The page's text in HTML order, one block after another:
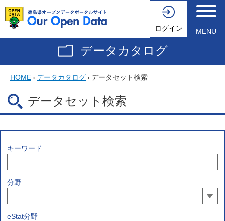
ログイン MENU
データカタログ
HOME› データカタログ› データセット検索
データセット検索
キーワード
分野
eStat分野